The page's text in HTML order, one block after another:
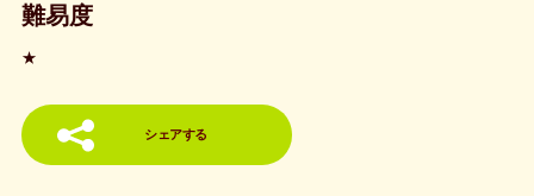
難易度
★
シェアする